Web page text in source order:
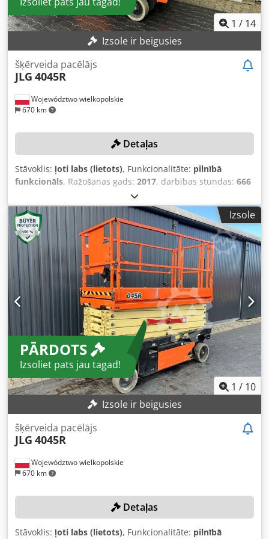
1 / 14
Izsole ir beigusies
Województwo wielkopolskie
670 km
šķērveida pacēlājs
JLG 4045R
Detaļas
Stāvoklis: ļoti labs (lietots), Funkcionalitāte: pilnībā
funkcionāls, Ražošanas gads: 2017, darbības stundas: 666
, iekārtas/transportlīdzekļa numurs:
maksimālā kravnesība:350 kg, darba augstums:14 000
mm, Nav noteiktas minimālās cenas – garantēta
pārdošana par visaugstāko piedāvāto cenu! TEHNISKIE
DATI Darba augstums: 14 000 mm Maksimālā kravnesība:
350 kg Darba stundu skaits: 666 h IERĪCES DATI Djdpfx
Ajznuzcjh Sock Akumulators Akumulatora tips: Motive
T1275 Plus Akumulatora spriegums: 12 V Akumulatora
ietilpība: 150 Ah (C20) Akumulatora ietilpība: 120 Ah (C5)
Ārējā atsauce: SL16151SP
Izsole
PĀRDOTS
Izsoliet pats jau tagad!
1 / 10
Izsole ir beigusies
Województwo wielkopolskie
670 km
šķērveida pacēlājs
JLG 4045R
Detaļas
Stāvoklis: ļoti labs (lietots), Funkcionalitāte: pilnībā